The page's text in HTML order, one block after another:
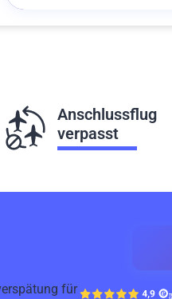
Anschlussflug
verpasst
für